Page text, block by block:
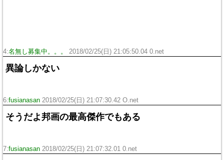
4:名無し募集中。。。 2018/02/25(日) 21:05:50.04 0.net
異論しかない
6:fusianasan 2018/02/25(日) 21:07:30.42 O.net
そうだよ邦画の最高傑作でもある
7:fusianasan 2018/02/25(日) 21:07:32.01 0.net